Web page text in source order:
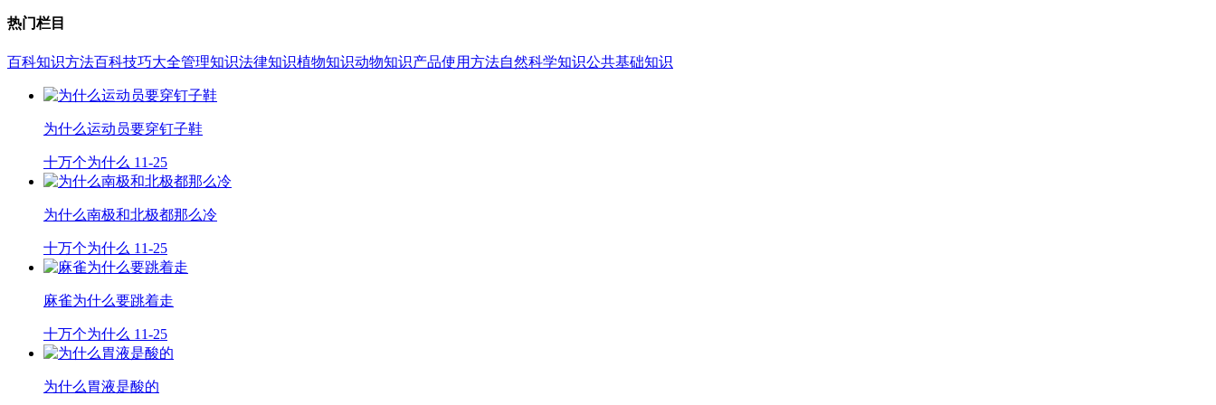
热门栏目
百科知识方法百科技巧大全管理知识法律知识植物知识动物知识产品使用方法自然科学知识公共基础知识
为什么运动员要穿钉子鞋
十万个为什么 11-25
为什么南极和北极都那么冷
十万个为什么 11-25
麻雀为什么要跳着走
十万个为什么 11-25
为什么胃液是酸的